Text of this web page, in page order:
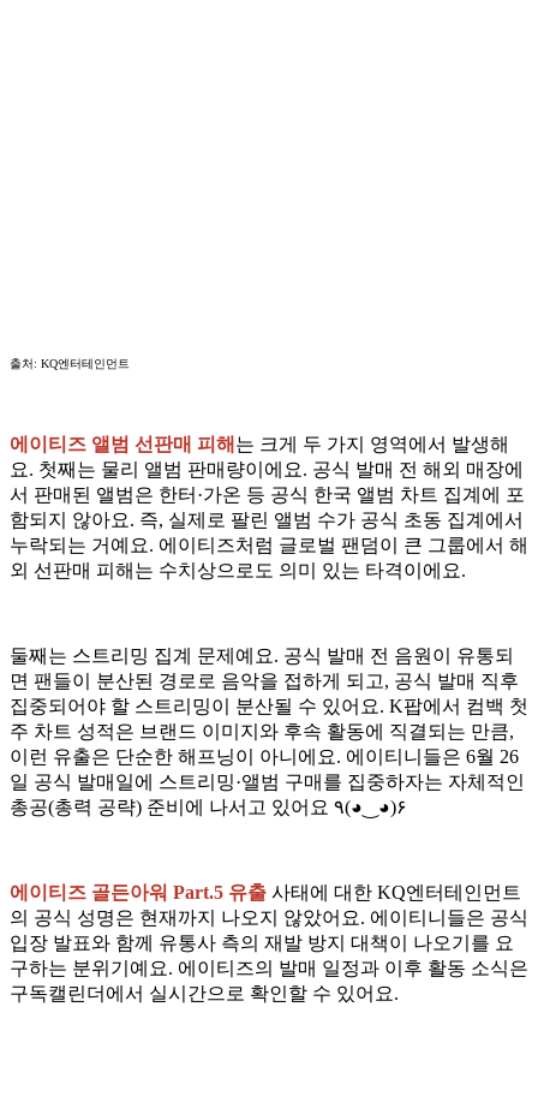
출처: KQ엔터테인먼트
에이티즈 앨범 선판매 피해 는 크게 두 가지 영역에서 발생해
요. 첫째는 물리 앨범 판매량이에요. 공식 발매 전 해외 매장에
서 판매된 앨범은 한터·가온 등 공식 한국 앨범 차트 집계에 포
함되지 않아요. 즉, 실제로 팔린 앨범 수가 공식 초동 집계에서
누락되는 거예요. 에이티즈처럼 글로벌 팬덤이 큰 그룹에서 해
외 선판매 피해는 수치상으로도 의미 있는 타격이에요.
둘째는 스트리밍 집계 문제예요. 공식 발매 전 음원이 유통되
면 팬들이 분산된 경로로 음악을 접하게 되고, 공식 발매 직후
집중되어야 할 스트리밍이 분산될 수 있어요. K팝에서 컴백 첫
주 차트 성적은 브랜드 이미지와 후속 활동에 직결되는 만큼,
이런 유출은 단순한 해프닝이 아니에요. 에이티니들은 6월 26
일 공식 발매일에 스트리밍·앨범 구매를 집중하자는 자체적인
총공(총력 공략) 준비에 나서고 있어요 ٩(◕‿◕)۶
에이티즈 골든아워 Part.5 유출 사태에 대한 KQ엔터테인먼트
의 공식 성명은 현재까지 나오지 않았어요. 에이티니들은 공식
입장 발표와 함께 유통사 측의 재발 방지 대책이 나오기를 요
구하는 분위기예요. 에이티즈의 발매 일정과 이후 활동 소식은
구독캘린더에서 실시간으로 확인할 수 있어요.